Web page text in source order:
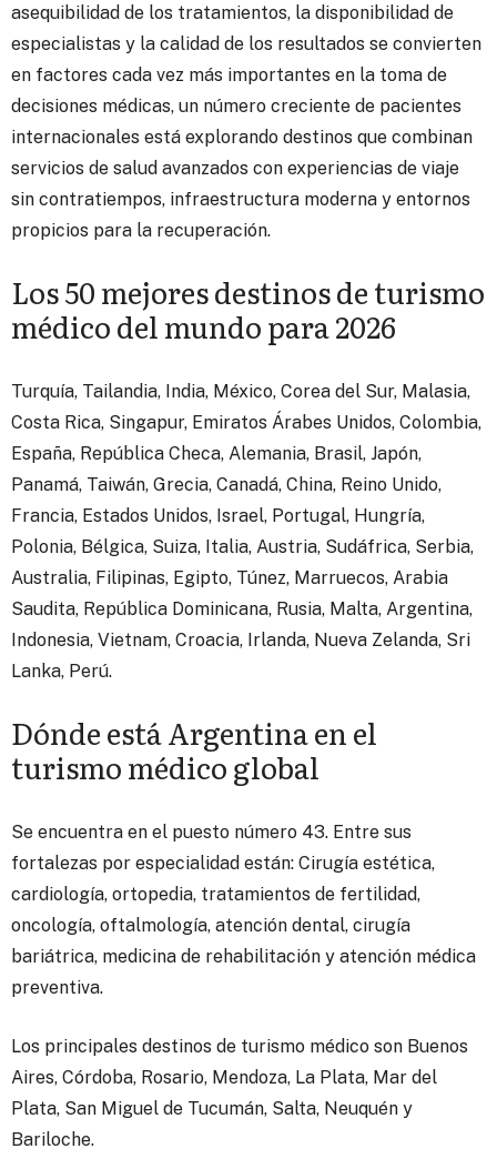
asequibilidad de los tratamientos, la disponibilidad de
especialistas y la calidad de los resultados se convierten
en factores cada vez más importantes en la toma de
decisiones médicas, un número creciente de pacientes
internacionales está explorando destinos que combinan
servicios de salud avanzados con experiencias de viaje
sin contratiempos, infraestructura moderna y entornos
propicios para la recuperación.
Los 50 mejores destinos de turismo
médico del mundo para 2026
Turquía, Tailandia, India, México, Corea del Sur, Malasia,
Costa Rica, Singapur, Emiratos Árabes Unidos, Colombia,
España, República Checa, Alemania, Brasil, Japón,
Panamá, Taiwán, Grecia, Canadá, China, Reino Unido,
Francia, Estados Unidos, Israel, Portugal, Hungría,
Polonia, Bélgica, Suiza, Italia, Austria, Sudáfrica, Serbia,
Australia, Filipinas, Egipto, Túnez, Marruecos, Arabia
Saudita, República Dominicana, Rusia, Malta, Argentina,
Indonesia, Vietnam, Croacia, Irlanda, Nueva Zelanda, Sri
Lanka, Perú.
Dónde está Argentina en el
turismo médico global
Se encuentra en el puesto número 43. Entre sus
fortalezas por especialidad están: Cirugía estética,
cardiología, ortopedia, tratamientos de fertilidad,
oncología, oftalmología, atención dental, cirugía
bariátrica, medicina de rehabilitación y atención médica
preventiva.
Los principales destinos de turismo médico son Buenos
Aires, Córdoba, Rosario, Mendoza, La Plata, Mar del
Plata, San Miguel de Tucumán, Salta, Neuquén y
Bariloche.